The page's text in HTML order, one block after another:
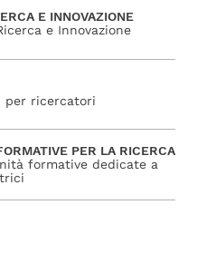
E INNOVAZIONE
e Innovazione
per ricercatori
PER LA RICERCA
formative dedicate a